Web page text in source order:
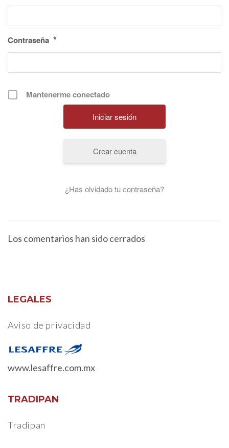
Contraseña *
Mantenerme conectado
Crear cuenta
¿Has olvidado tu contraseña?
Los comentarios han sido cerrados
LEGALES
Aviso de privacidad
www.lesaffre.com.mx
TRADIPAN
Tradipan